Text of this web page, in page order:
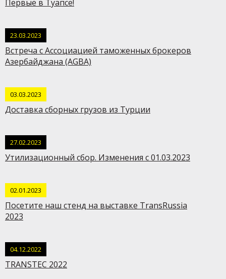
Первые в Туапсе!
23.03.2023
Встреча с Ассоциацией таможенных брокеров
Азербайджана (AGBA)
03.03.2023
Доставка сборных грузов из Турции
27.02.2023
Утилизационный сбор. Изменения с 01.03.2023
02.01.2023
Посетите наш стенд на выставке TransRussia
2023
04.12.2022
TRANSTEC 2022